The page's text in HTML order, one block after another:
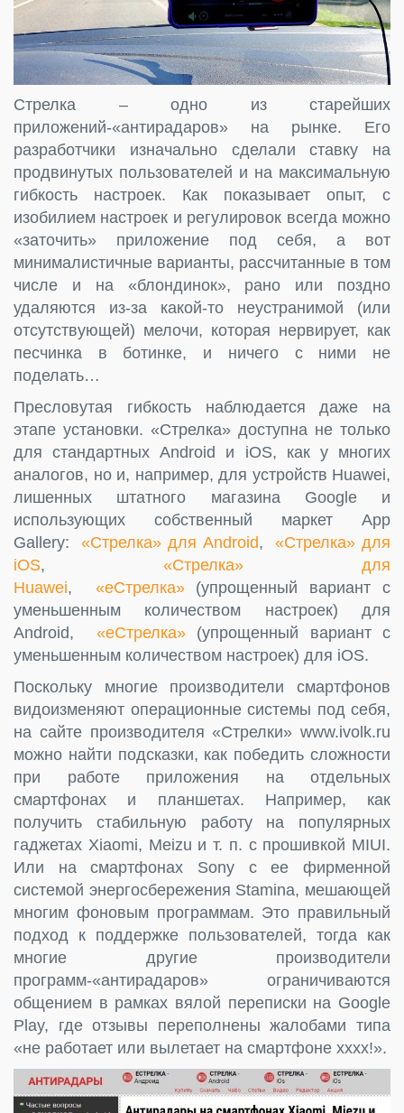
Стрелка – одно из старейших
приложений-«антирадаров» на рынке. Его
разработчики изначально сделали ставку на
продвинутых пользователей и на максимальную
гибкость настроек. Как показывает опыт, с
изобилием настроек и регулировок всегда можно
«заточить» приложение под себя, а вот
минималистичные варианты, рассчитанные в том
числе и на «блондинок», рано или поздно
удаляются из-за какой-то неустранимой (или
отсутствующей) мелочи, которая нервирует, как
песчинка в ботинке, и ничего с ними не
поделать…
Пресловутая гибкость наблюдается даже на
этапе установки. «Стрелка» доступна не только
для стандартных Android и iOS, как у многих
аналогов, но и, например, для устройств Huawei,
лишенных штатного магазина Google и
использующих собственный маркет App
Gallery:«Стрелка» для Android,«Стрелка» для
iOS, «Стрелка» для
Huawei, «eСтрелка»(упрощенный вариант с
уменьшенным количеством настроек) для
Android, «eСтрелка»(упрощенный вариант с
уменьшенным количеством настроек) для iOS.
Поскольку многие производители смартфонов
видоизменяют операционные системы под себя,
на сайте производителя «Стрелки» www.ivolk.ru
можно найти подсказки, как победить сложности
при работе приложения на отдельных
смартфонах и планшетах. Например, как
получить стабильную работу на популярных
гаджетах Xiaomi, Meizu и т. п. с прошивкой MIUI.
Или на смартфонах Sony с ее фирменной
системой энергосбережения Stamina, мешающей
многим фоновым программам. Это правильный
подход к поддержке пользователей, тогда как
многие другие производители
программ-«антирадаров» ограничиваются
общением в рамках вялой переписки на Google
Play, где отзывы переполнены жалобами типа
«не работает или вылетает на смартфоне хххх!».